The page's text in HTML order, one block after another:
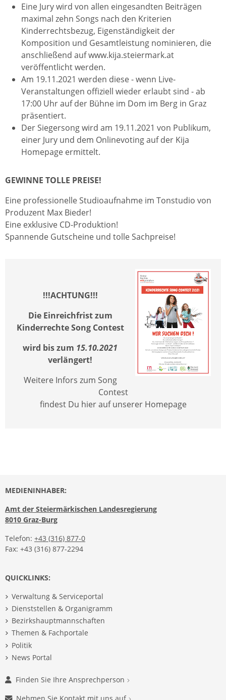
Eine Jury wird von allen eingesandten Beiträgen
maximal zehn Songs nach den Kriterien
Kinderrechtsbezug, Eigenständigkeit der
Komposition und Gesamtleistung nominieren, die
anschließend auf www.kija.steiermark.at
veröffentlicht werden.
Am 19.11.2021 werden diese - wenn Live-
Veranstaltungen offiziell wieder erlaubt sind - ab
17:00 Uhr auf der Bühne im Dom im Berg in Graz
präsentiert.
Der Siegersong wird am 19.11.2021 von Publikum,
einer Jury und dem Onlinevoting auf der Kija
Homepage ermittelt.
GEWINNE TOLLE PREISE!
Eine professionelle Studioaufnahme im Tonstudio von
Produzent Max Bieder!
Eine exklusive CD-Produktion!
Spannende Gutscheine und tolle Sachpreise!
!!!ACHTUNG!!!
Die Einreichfrist zum
Kinderrechte Song Contest
wird bis zum 15.10.2021
verlängert!
Weitere Infors zum Song
Contest
findest Du hier auf unserer Homepage
MEDIENINHABER:
Amt der Steiermärkischen Landesregierung
8010 Graz-Burg
Telefon: +43 (316) 877-0
Fax: +43 (316) 877-2294
QUICKLINKS:
Verwaltung & Serviceportal
Dienststellen & Organigramm
Bezirkshauptmannschaften
Themen & Fachportale
Politik
News Portal
Finden Sie Ihre Ansprechperson